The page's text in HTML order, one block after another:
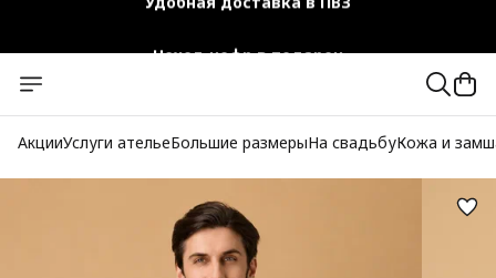
Бесплатная доставка при заказе от 10 000 руб.
АкцииУслуги ательеБольшие размерыНа свадьбуКожа и